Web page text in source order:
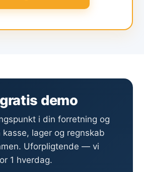
demo
i din forretning og
kasse, lager og regnskab
Uforpligtende — vi
1 hverdag.